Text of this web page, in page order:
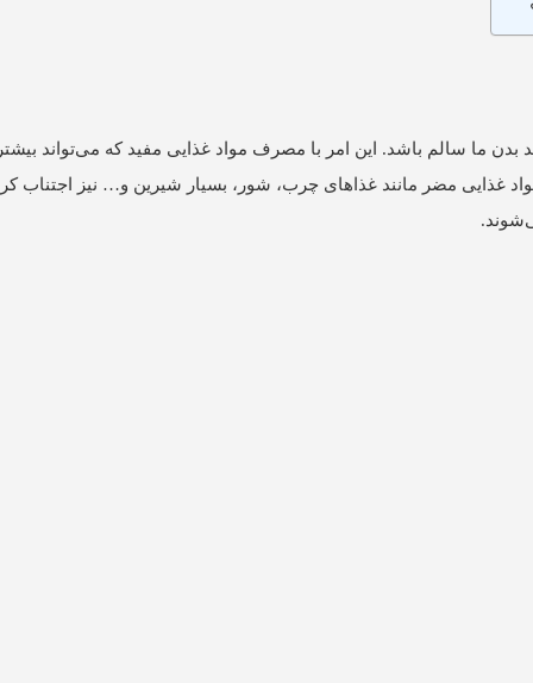
ما سالم باشد. این امر با مصرف مواد غذایی مفید که می‌تواند
غذایی مضر مانند غذاهای چرب، شور، بسیار شیرین و… نیز اجتناب